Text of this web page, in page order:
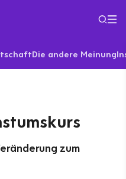
Die andere Meinung
zum